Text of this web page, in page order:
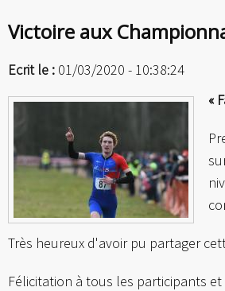
Victoire aux
Ecrit le : 01/03/2020 - 10:38:24
«
Très heureux d'avoir pu partager
Félicitation à tous les participants